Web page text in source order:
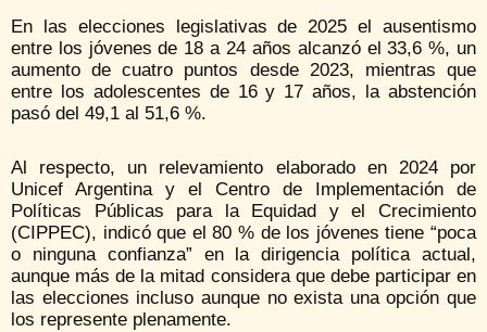
En las elecciones legislativas de 2025 el ausentismo
entre los jóvenes de 18 a 24 años alcanzó el 33,6 %, un
aumento de cuatro puntos desde 2023, mientras que
entre los adolescentes de 16 y 17 años, la abstención
pasó del 49,1 al 51,6 %.
Al respecto, un relevamiento elaborado en 2024 por
Unicef Argentina y el Centro de Implementación de
Políticas Públicas para la Equidad y el Crecimiento
(CIPPEC), indicó que el 80 % de los jóvenes tiene “poca
o ninguna confianza” en la dirigencia política actual,
aunque más de la mitad considera que debe participar en
las elecciones incluso aunque no exista una opción que
los represente plenamente.